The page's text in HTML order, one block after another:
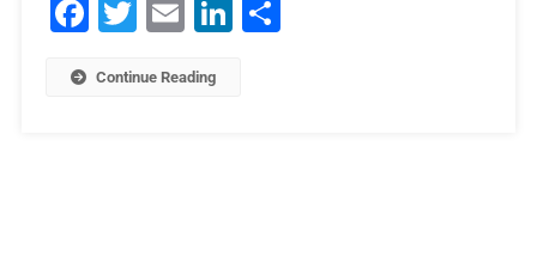
Facebook
Twitter Email LinkedIn
Continue Reading